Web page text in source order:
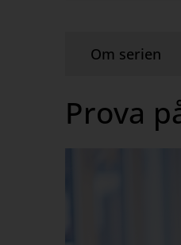
Om serien
Prova